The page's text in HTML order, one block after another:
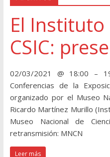
El Instituto
CSIC:
02/03/2021 @ 18:00 –
Conferencias de la
organizado por el Museo
Ricardo Martínez Murillo
Museo Nacional de
retransmisión: MNCN
Leer más